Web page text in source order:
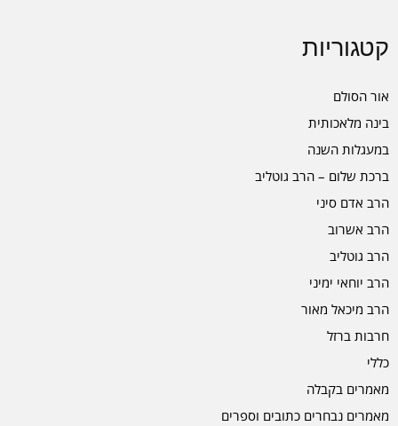
קטגוריות
אור הסולם
בינה מלאכותית
במעגלות השנה
ברכת שלום – הרב גוטליב
הרב אדם סיני
הרב אשרוב
הרב גוטליב
הרב יוחאי ימיני
הרב מיכאל מאור
חרבות ברזל
כללי
מאמרים בקבלה
מאמרים נבחרים כתובים וספרים